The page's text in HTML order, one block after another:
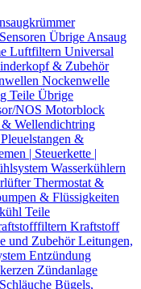
Übrige Ansaug
Luftfiltern Universal
& Zubehör
Nockenwelle
Teile Übrige
NOS Motorblock
Wellendichtring
Pleuelstangen &
| Steuerkette |
Wasserkühlern
Thermostat &
& Flüssigkeiten
Teile
Kraftstoff
und ZubehörLeitungen,
Entzündung
Zündanlage
Bügels,